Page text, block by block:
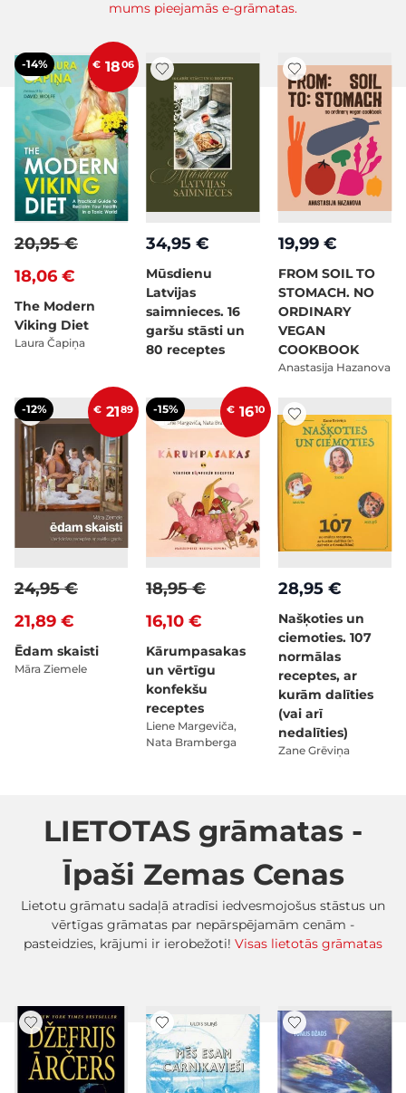
mums pieejamās e-grāmatas.
-14% € 1806
18,06 €
20,95 €
The Modern
Viking Diet
Laura Čapiņa
34,95 €
Mūsdienu
Latvijas
saimnieces. 16
garšu stāsti un
80 receptes
19,99 €
FROM SOIL TO
STOMACH. NO
ORDINARY
VEGAN
COOKBOOK
Anastasija Hazanova
-12% € 2189
21,89 €
24,95 €
Ēdam skaisti
Māra Ziemele
-15% € 1610
16,10 €
18,95 €
Kārumpasakas
un vērtīgu
konfekšu
receptes
Liene Margeviča,
Nata Bramberga
28,95 €
Našķoties un
ciemoties. 107
normālas
receptes, ar
kurām dalīties
(vai arī
nedalīties)
Zane Grēviņa
LIETOTAS grāmatas -
Īpaši Zemas Cenas
Lietotu grāmatu sadaļā atradīsi iedvesmojošus stāstus un
vērtīgas grāmatas par nepārspējamām cenām -
pasteidzies, krājumi ir ierobežoti! Visas lietotās grāmatas